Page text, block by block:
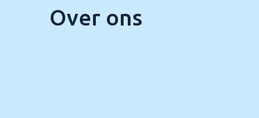
Over ons